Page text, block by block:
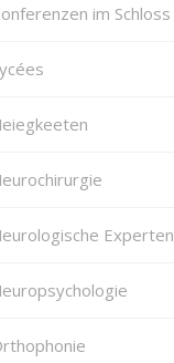
im Schloss
Experten